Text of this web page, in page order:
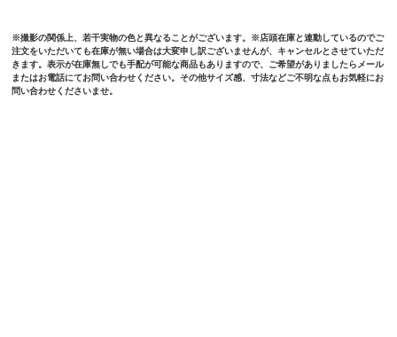
※撮影の関係上、若干実物の色と異なることがございます。※店頭在庫と連動しているのでご
注文をいただいても在庫が無い場合は大変申し訳ございませんが、キャンセルとさせていただ
きます。表示が在庫無しでも手配が可能な商品もありますので、ご希望がありましたらメール
またはお電話にてお問い合わせください。その他サイズ感、寸法などご不明な点もお気軽にお
問い合わせくださいませ。